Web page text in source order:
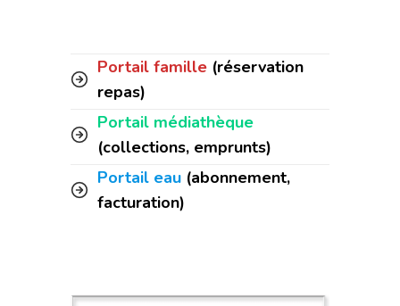
Portail famille (réservation
repas)
Portail médiathèque
(collections, emprunts)
Portail eau (abonnement,
facturation)